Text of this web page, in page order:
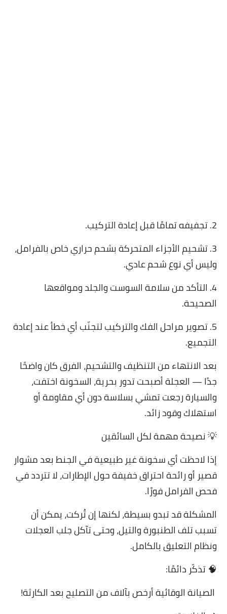
2. تجفيفه تمامًا قبل إعادة التركيب.
3. تشحيم الأجزاء المتحركة بشحم حراري خاص بالفرامل،
وليس أي نوع شحم عادي.
4. التأكد من سلامة السوست والجلد ومواقعها
الصحيحة.
5. تصوير مراحل الفك والتركيب لتجنّب أي خطأ عند إعادة
التجميع.
بعد الانتهاء من التنظيف والتشحيم، الفرق كان واضحًا
جدًا — العجلة أصبحت تدور بحرية، السخونة اختفت،
والسيارة رجعت تمشي بسلاسة دون أي مقاومة أو
استهلاك وقود زائد.
💡 نصيحة مهمة لكل السائقين
إذا لاحظت أي سخونة غير طبيعية في الجنط بعد مشوار
قصير أو رائحة احتراق خفيفة حول الإطارات، لا تتردد في
فحص الفرامل فورًا.
المشكلة قد تبدو بسيطة، لكنها إن تُركت، يمكن أن
تسبب تلف الطنبورة والتيل، وحتى تآكل جلب العجلات
ونظام التعليق بالكامل.
🧠 تذكّر دائمًا:
الصيانة الوقائية أرخص بآلاف من التصليح بعد الكارثة!